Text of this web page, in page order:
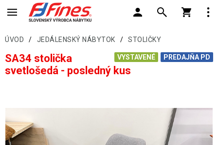
ÚVOD / JEDÁLENSKÝ NÁBYTOK / STOLIČKY
PREDAJŇA PD
VYSTAVENÉ
SA34 stolička
svetlošedá - posledný kus